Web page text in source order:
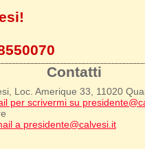
Contatti
Loc. Amerique 33, 11020
per scrivermi su
a presidente@calvesi.it